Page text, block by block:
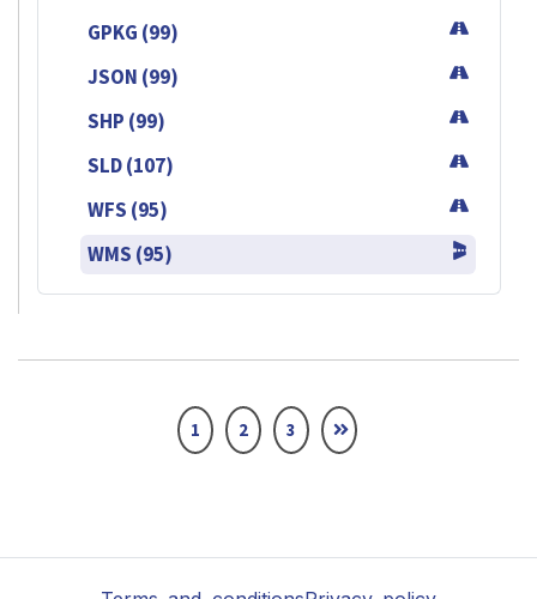
GPKG (99)
JSON (99)
SHP (99)
SLD (107)
WFS (95)
WMS (95)
1 2 3